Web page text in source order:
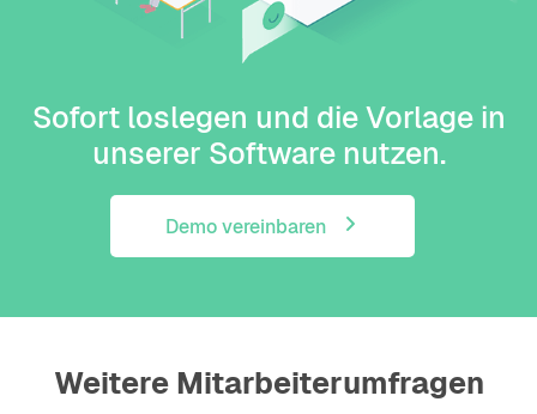
Sofort loslegen und die Vorlage in
unserer Software nutzen.
Demo vereinbaren
Weitere Mitarbeiterumfragen